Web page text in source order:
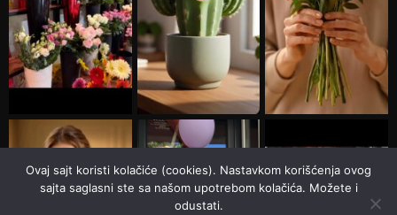
Ovaj sajt koristi kolačiće (cookies). Nastavkom korišćenja ovog
sajta saglasni ste sa našom upotrebom kolačića. Možete i
odustati.